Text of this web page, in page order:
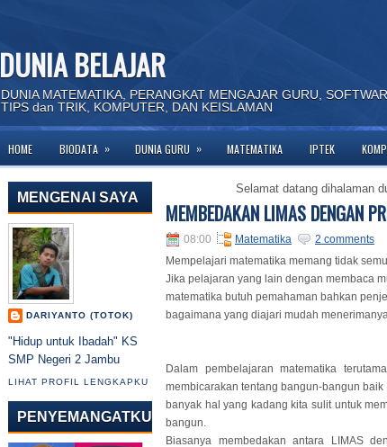
DUNIA BELAJAR
DUNIA MATEMATIKA, PERANGKAT MENGAJAR GURU,
TIPS dan TRIK, KOMPUTER, DAN KEISLAMAN
HOME BIODATA » DUNIA GURU » MATEMATIKA IPTEK
MENGENAI SAYA
DARIYANTO (TOTOK)
"Hidup untuk Ibadah" KS
SMP Negeri 2 Jambu
LIHAT PROFIL LENGKAPKU
PENYEMANGATKU
Selamat datang dihalaman
MEMBEDAKAN LIMAS DENGAN
08:00 Matematika
2 comments
Mempelajari matematika memang tidak
Jika pelajaran yang lain dengan membaca
matematika butuh pemahaman bahkan
bagaimana yang diajari mudah
Dalam pembelajaran matematika
membicarakan tentang bangun-bangun
banyak hal yang kadang kita sulit untuk
bangun.
Biasanya membedakan antara LIMAS